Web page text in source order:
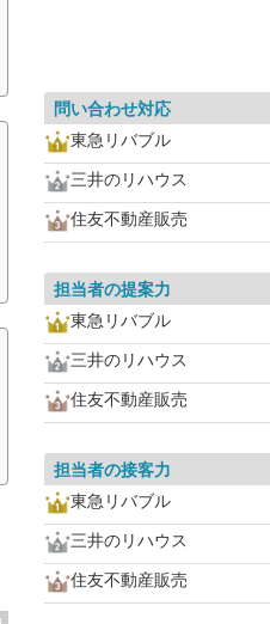
問い合わせ対応
東急リバブル
三井のリハウス
住友不動産販売
担当者の提案力
東急リバブル
三井のリハウス
住友不動産販売
担当者の接客力
東急リバブル
三井のリハウス
住友不動産販売